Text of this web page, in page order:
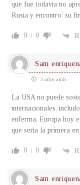
que fue todavia no
Rusia y encontro’ su
0 0
Sam
3 años atrás
La USA no puede
internacionales,
enferma. Europa hoy
que seria la primera
0 0
Sam